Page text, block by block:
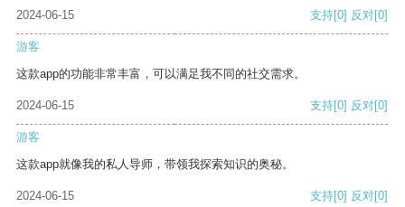
2024-06-15 支持[0] 反对[0]
游客
这款app的功能非常丰富，可以满足我不同的社交需求。
2024-06-15 支持[0] 反对[0]
游客
这款app就像我的私人导师，带领我探索知识的奥秘。
2024-06-15 支持[0] 反对[0]